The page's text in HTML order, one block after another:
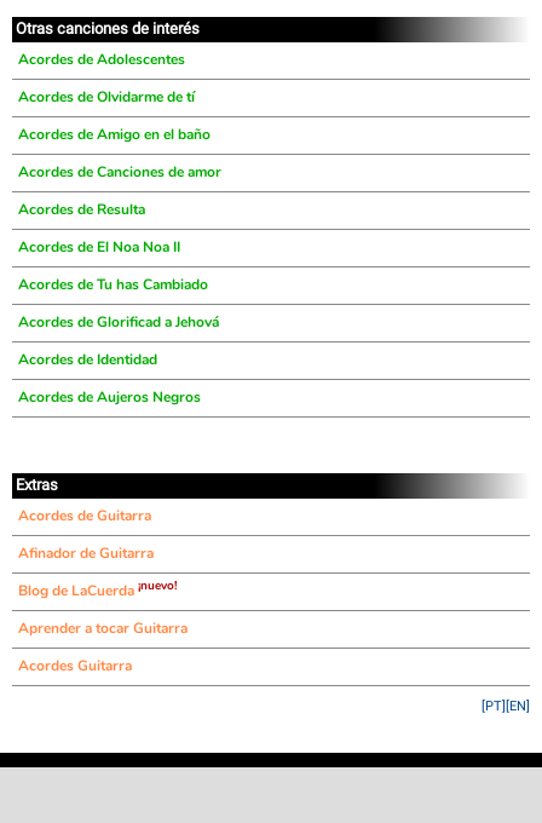
Otras canciones de interés
Acordes de Adolescentes
Acordes de Olvidarme de tí
Acordes de Amigo en el baño
Acordes de Canciones de amor
Acordes de Resulta
Acordes de El Noa Noa II
Acordes de Tu has Cambiado
Acordes de Glorificad a Jehová
Acordes de Identidad
Acordes de Aujeros Negros
Extras
Acordes de Guitarra
Afinador de Guitarra
Blog de LaCuerda ¡nuevo!
Aprender a tocar Guitarra
Acordes Guitarra
[EN]
[PT]